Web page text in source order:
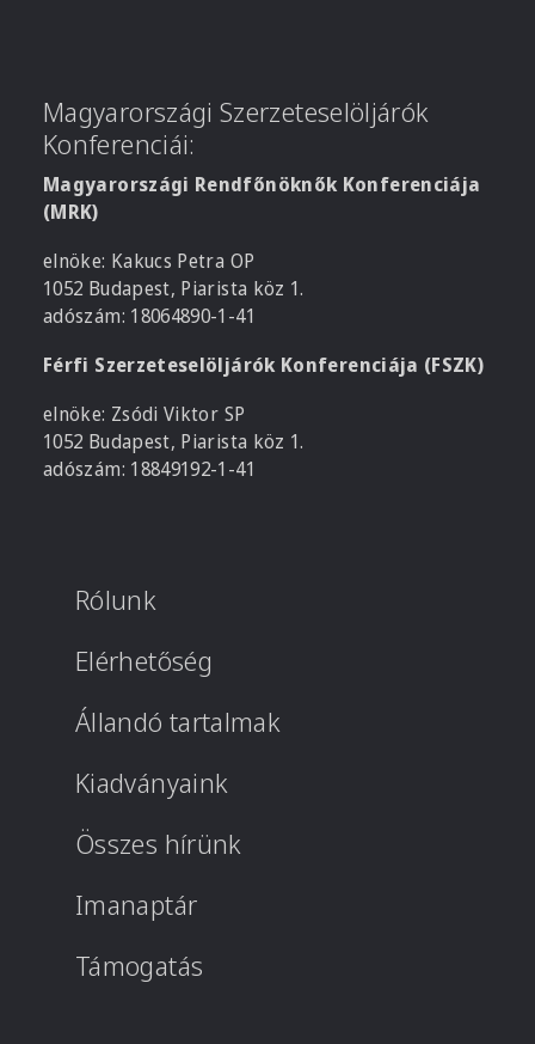
Magyarországi Szerzeteselöljárók
Konferenciái:
Magyarországi Rendfőnöknők Konferenciája
(MRK)
elnöke: Kakucs Petra OP
1052 Budapest, Piarista köz 1.
adószám: 18064890-1-41
Férfi Szerzeteselöljárók Konferenciája (FSZK)
elnöke: Zsódi Viktor SP
1052 Budapest, Piarista köz 1.
adószám: 18849192-1-41
Rólunk
Elérhetőség
Állandó tartalmak
Kiadványaink
Összes hírünk
Imanaptár
Támogatás